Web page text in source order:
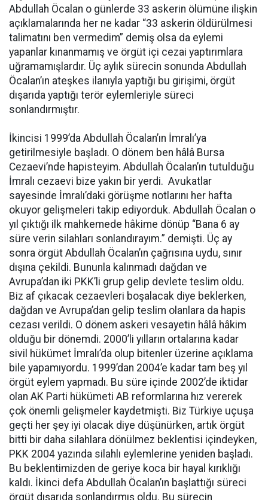
Abdullah Öcalan o günlerde 33 askerin ölümüne ilişkin
açıklamalarında her ne kadar “33 askerin öldürülmesi
talimatını ben vermedim” demiş olsa da eylemi
yapanlar kınanmamış ve örgüt içi cezai yaptırımlara
uğramamışlardır. Üç aylık sürecin sonunda Abdullah
Öcalan’ın ateşkes ilanıyla yaptığı bu girişimi, örgüt
dışarıda yaptığı terör eylemleriyle süreci
sonlandırmıştır.
İkincisi 1999’da Abdullah Öcalan’ın İmralı’ya
getirilmesiyle başladı. O dönem ben hâlâ Bursa
Cezaevi’nde hapisteyim. Abdullah Öcalan’ın tutulduğu
İmralı cezaevi bize yakın bir yerdi. Avukatlar
sayesinde İmralı’daki görüşme notlarını her hafta
okuyor gelişmeleri takip ediyorduk. Abdullah Öcalan o
yıl çıktığı ilk mahkemede hâkime dönüp “Bana 6 ay
süre verin silahları sonlandırayım.” demişti. Üç ay
sonra örgüt Abdullah Öcalan’ın çağrısına uydu, sınır
dışına çekildi. Bununla kalınmadı dağdan ve
Avrupa’dan iki PKK’li grup gelip devlete teslim oldu.
Biz af çıkacak cezaevleri boşalacak diye beklerken,
dağdan ve Avrupa’dan gelip teslim olanlara da hapis
cezası verildi. O dönem askeri vesayetin hâlâ hâkim
olduğu bir dönemdi. 2000’li yılların ortalarına kadar
sivil hükümet İmralı’da olup bitenler üzerine açıklama
bile yapamıyordu. 1999’dan 2004’e kadar tam beş yıl
örgüt eylem yapmadı. Bu süre içinde 2002’de iktidar
olan AK Parti hükümeti AB reformlarına hız vererek
çok önemli gelişmeler kaydetmişti. Biz Türkiye uçuşa
geçti her şey iyi olacak diye düşünürken, artık örgüt
bitti bir daha silahlara dönülmez beklentisi içindeyken,
PKK 2004 yazında silahlı eylemlerine yeniden başladı.
Bu beklentimizden de geriye koca bir hayal kırıklığı
kaldı. İkinci defa Abdullah Öcalan’ın başlattığı süreci
örgüt dışarıda sonlandırmış oldu. Bu sürecin